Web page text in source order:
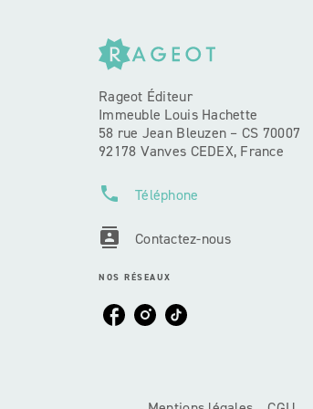
Rageot Éditeur
Immeuble Louis Hachette
58 rue Jean Bleuzen – CS 70007
92178 Vanves CEDEX, France
phone Téléphone
contacts Contactez-nous
NOS RÉSEAUX